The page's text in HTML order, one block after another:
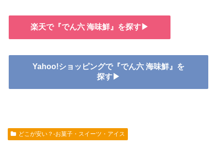
楽天で『でん六 海味鮮』を探す▶
Yahoo!ショッピングで『でん六 海味鮮』を
探す▶
どこが安い？-お菓子・スイーツ・アイス